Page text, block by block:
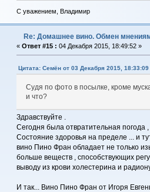
С уважением, Владимир
Re: Домашнее вино. Обмен
« Ответ #15 : 04 Декабря 2015, 18:49:52 »
Цитата: Семён от 03 Декабря 2015, 18:33:09
Судя по фото в посылке, кроме
и что?
Здравствуйте .
Сегодня была отвратительная
Состояние здоровья на пределе ... и
вино Пино Фран обладает не только
больше веществ , способствующих
выводу из крови холестерина и
И так... Вино Пино Фран от Игоря